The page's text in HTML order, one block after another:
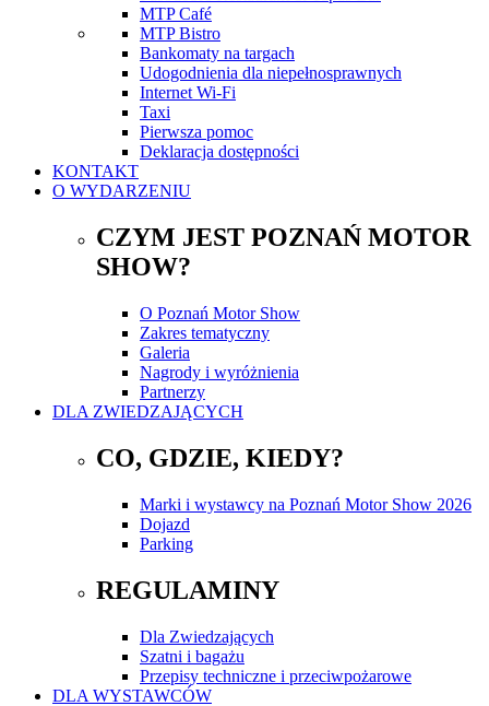
MTP Café
MTP Bistro
Bankomaty na targach
Udogodnienia dla niepełnosprawnych
Internet Wi-Fi
Taxi
Pierwsza pomoc
Deklaracja dostępności
KONTAKT
O WYDARZENIU
CZYM JEST POZNAŃ MOTOR
SHOW?
O Poznań Motor Show
Zakres tematyczny
Galeria
Nagrody i wyróżnienia
Partnerzy
DLA ZWIEDZAJĄCYCH
CO, GDZIE, KIEDY?
Marki i wystawcy na Poznań Motor Show 2026
Dojazd
Parking
REGULAMINY
Dla Zwiedzających
Szatni i bagażu
Przepisy techniczne i przeciwpożarowe
DLA WYSTAWCÓW